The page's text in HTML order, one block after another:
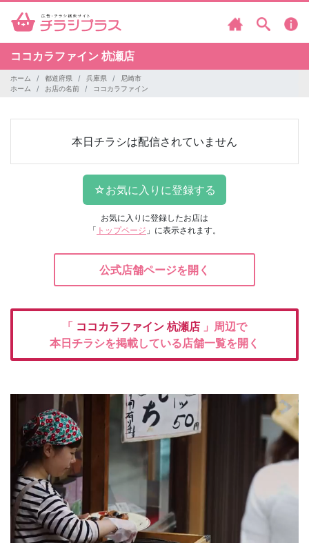
ココカラファイン 杭瀬店
ホーム 都道府県 兵庫県
尼崎市
ホーム
お店の名前 ココカラファイン
本日チラシは配信されていません
お気に入りに登録したお店は
「 トップページ 」に表示されます。
公式店舗ページを開く
「 ココカラファイン 杭瀬店 」周辺で
本日チラシを掲載している店舗一覧を開く